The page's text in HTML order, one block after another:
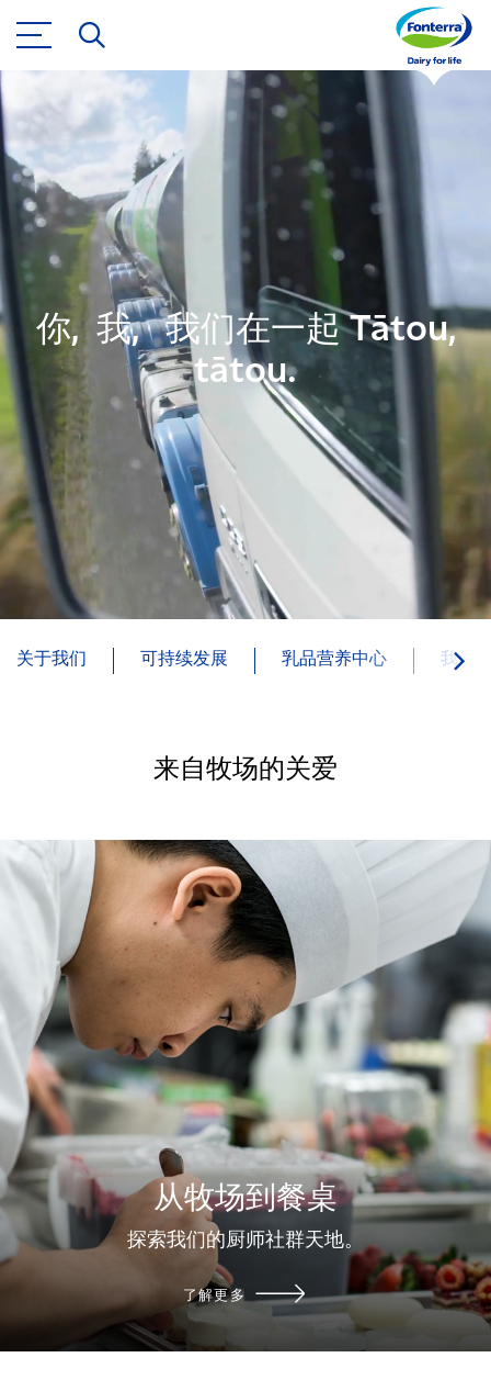
你, 我, 我们在一起 Tātou,
tātou.
关于我们 可持续发展 乳品营养中心 我们
来自牧场的关爱
从牧场到餐桌
探索我们的厨师社群天地。
了解更多